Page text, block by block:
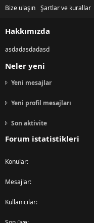
Bize ulaşın Şartlar ve kurallar
Hakkımızda
asdadasdadasd
Neler yeni
Yeni mesajlar
Yeni profil mesajları
Son aktivite
Forum istatistikleri
Konular
Mesajlar
Kullanıcılar